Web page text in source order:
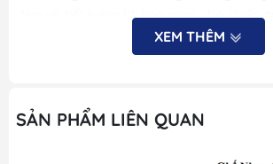
đẹp và tiết kiệm không gian cho chiếc
của mình? Ghế gập
đúc chắc chắn và nệm da cao cấp
Tại Sao Nên Chọn
XEM THÊM
SẢN PHẨM LIÊN QUAN